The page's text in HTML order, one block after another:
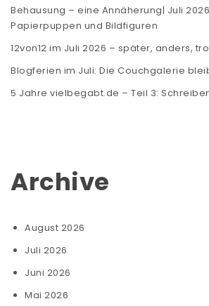
Behausung – eine Annäherung| Juli
Papierpuppen und Bildfiguren
12von12 im Juli 2026 – später, anders,
Blogferien im Juli: Die Couchgalerie
5 Jahre vielbegabt.de – Teil 3:
Archive
August 2026
Juli 2026
Juni 2026
Mai 2026